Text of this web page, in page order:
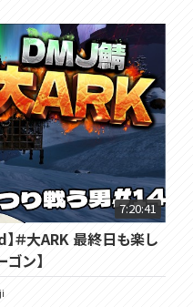
7:20:41
＃大ARK 最終日も楽し
ン】